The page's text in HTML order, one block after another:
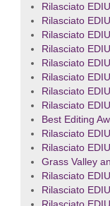
Rilasciato
Rilasciato
Rilasciato
Rilasciato
Rilasciato
Rilasciato
Rilasciato
Rilasciato
Best Editing
Rilasciato
Rilasciato
Grass Valley
Rilasciato
Rilasciato